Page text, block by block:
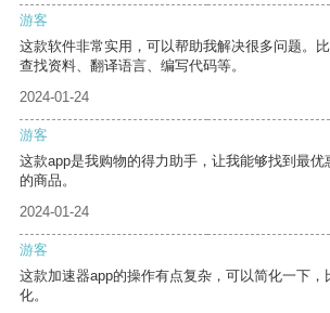
游客
这款软件非常实用，可以帮助我解决很多问题。
查找资料、翻译语言、编写代码等。
2024-01-24
游客
这款app是我购物的得力助手，让我能够找到最
的商品。
2024-01-24
游客
这款加速器app的操作有点复杂，可以简化一下
化。